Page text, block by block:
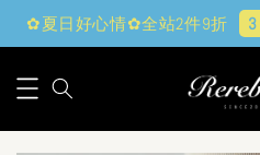
✿夏日好心情✿全站2件9折 3